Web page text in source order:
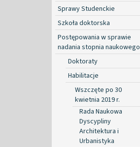
Sprawy Studenckie
Szkoła doktorska
Postępowania w sprawie
nadania stopnia naukowego
Doktoraty
Habilitacje
Wszczęte po 30
kwietnia 2019 r.
Rada Naukowa
Dyscypliny
Architektura i
Urbanistyka